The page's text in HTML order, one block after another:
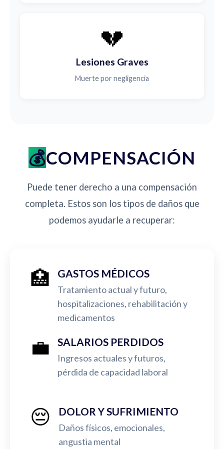
💔
Lesiones Graves
Muerte por negligencia
COMPENSACIÓN
Puede tener derecho a una compensación
completa. Estos son los tipos de daños que
podemos ayudarle a recuperar:
🏥 GASTOS MÉDICOS
Tratamiento actual y futuro,
hospitalizaciones, rehabilitación y
medicamentos
💼 SALARIOS PERDIDOS
Ingresos actuales y futuros,
pérdida de capacidad laboral
😔 DOLOR Y SUFRIMIENTO
Daños físicos, emocionales,
angustia mental